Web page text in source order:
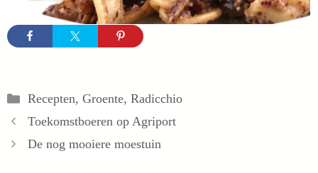
Categorieën
Recepten, Groente, Radicchio
Toekomstboeren op Agriport
De nog mooiere moestuin